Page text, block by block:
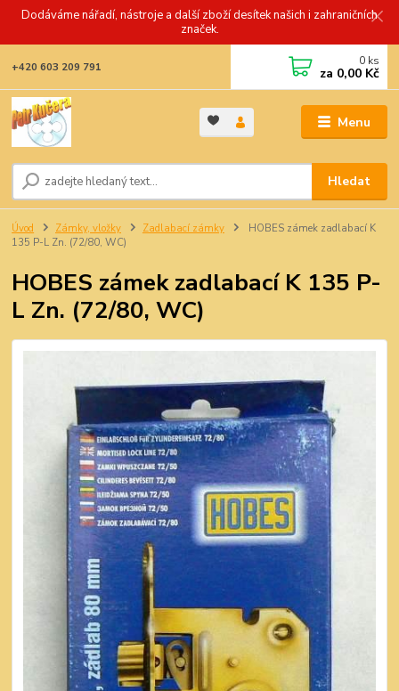
Dodáváme nářadí, nástroje a další zboží desítek našich i zahraničních
značek.
Menu
Hledat
+420 603 209 791 0 ks
za 0,00 Kč
Úvod Zámky, vložky Zadlabací zámky
HOBES zámek zadlabací K
135 P-L Zn. (72/80, WC)
HOBES zámek zadlabací K 135 P-
L Zn. (72/80, WC)